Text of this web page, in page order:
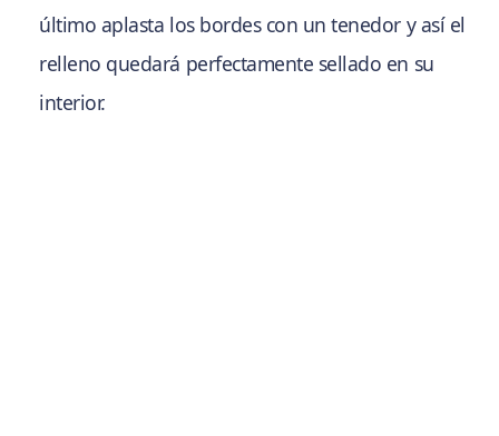
último aplasta los bordes con un tenedor y así el
relleno quedará perfectamente sellado en su
interior.